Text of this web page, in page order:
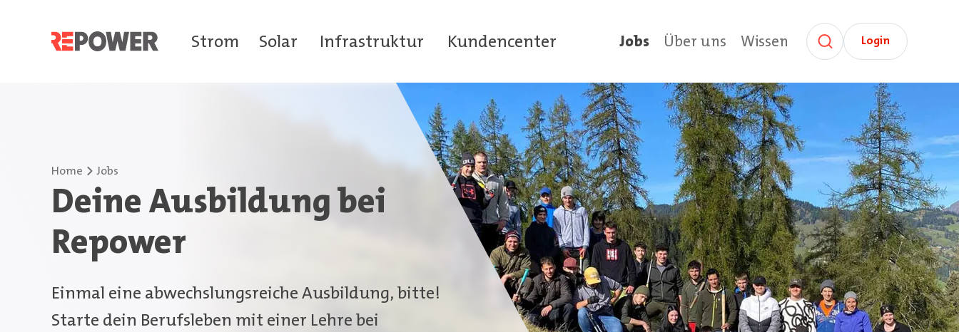
Jobs Über uns Wissen Login
Strom Solar Infrastruktur Kundencenter
Home Jobs
Deine Ausbildung bei
Repower
Einmal eine abwechslungsreiche Ausbildung, bitte!
Starte dein Berufsleben mit einer Lehre bei